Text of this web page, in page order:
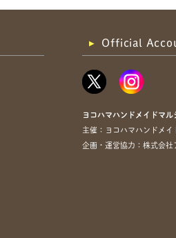
Official
ヨコハマハンドメイドマル
主催：ヨコハマハンドメ
企画・運営協力：株式会